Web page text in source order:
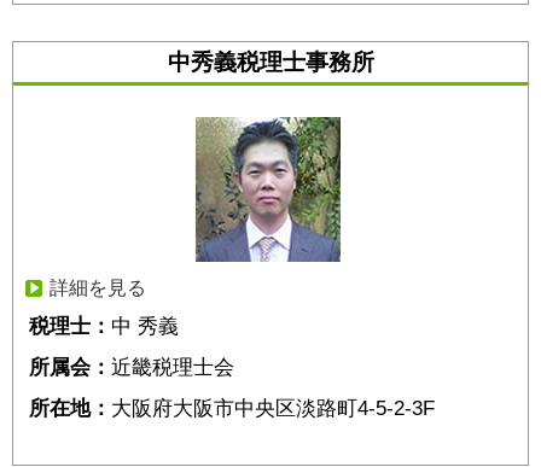
中秀義税理士事務所
詳細を見る
税理士： 中 秀義
所属会： 近畿税理士会
所在地： 大阪府大阪市中央区淡路町4-5-2-3F